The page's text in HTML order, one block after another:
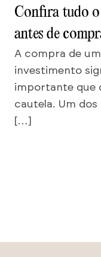
Confira tudo o
antes de
A compra de
investimento
importante que
cautela. Um
[…]